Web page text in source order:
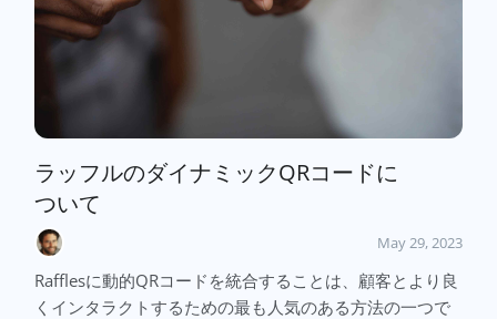
ラッフルのダイナミックQRコードに
ついて
May 29, 2023
Rafflesに動的QRコードを統合することは、顧客とより良
くインタラクトするための最も人気のある方法の一つで